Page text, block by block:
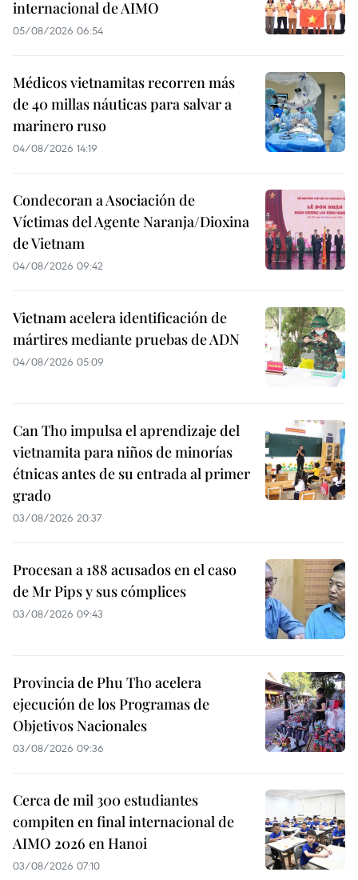
internacional de AIMO
05/08/2026 06:54
Médicos vietnamitas recorren más
de 40 millas náuticas para salvar a
marinero ruso
04/08/2026 14:19
Condecoran a Asociación de
Víctimas del Agente Naranja/Dioxina
de Vietnam
04/08/2026 09:42
Vietnam acelera identificación de
mártires mediante pruebas de ADN
04/08/2026 05:09
Can Tho impulsa el aprendizaje del
vietnamita para niños de minorías
étnicas antes de su entrada al primer
grado
03/08/2026 20:37
Procesan a 188 acusados en el caso
de Mr Pips y sus cómplices
03/08/2026 09:43
Provincia de Phu Tho acelera
ejecución de los Programas de
Objetivos Nacionales
03/08/2026 09:36
Cerca de mil 300 estudiantes
compiten en final internacional de
AIMO 2026 en Hanoi
03/08/2026 07:10